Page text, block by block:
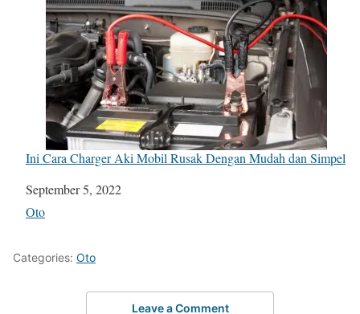
Ini Cara Charger Aki Mobil Rusak Dengan Mudah dan Simpel
Date
September 5, 2022
In relation to
Oto
Categories: Oto
Leave a Comment